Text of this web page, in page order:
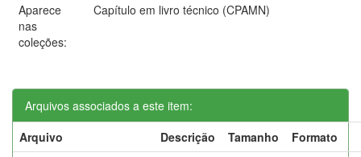
Aparece
nas
coleções:
Capítulo em livro técnico (CPAMN)
Arquivos associados a este item:
Arquivo
Descrição Tamanho
Formato